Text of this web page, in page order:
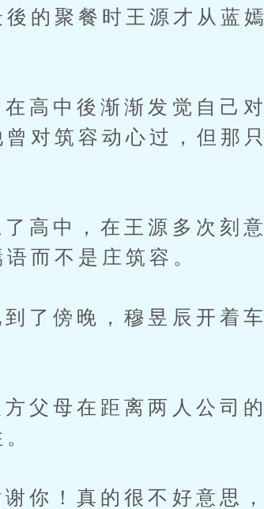
的聚餐时王源才从蓝
中後渐渐发觉自己对
对筑容动心过，但那
中，在王源多次刻意
而不是庄筑容。
傍晚，穆昱辰开着车
母在距离两人公司的
！真的很不好意思，